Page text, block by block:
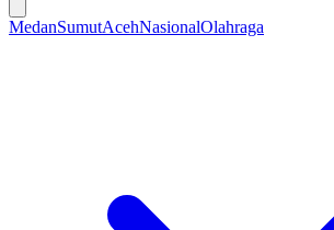
MedanSumutAcehNasionalOlahraga